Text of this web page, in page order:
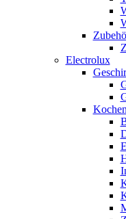
Electrolux
Kochen